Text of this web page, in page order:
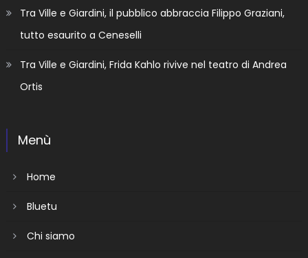
Tra Ville e Giardini, il pubblico abbraccia Filippo Graziani,
tutto esaurito a Ceneselli
Tra Ville e Giardini, Frida Kahlo rivive nel teatro di Andrea
Ortis
Menù
Home
Bluetu
Chi siamo